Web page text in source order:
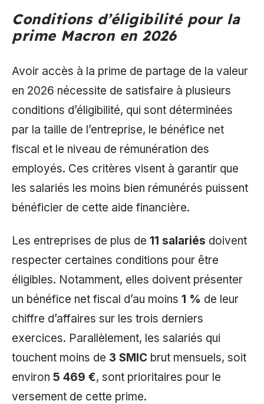
Conditions d’éligibilité pour la
prime Macron en 2026
Avoir accès à la prime de partage de la valeur
en 2026 nécessite de satisfaire à plusieurs
conditions d’éligibilité, qui sont déterminées
par la taille de l’entreprise, le bénéfice net
fiscal et le niveau de rémunération des
employés. Ces critères visent à garantir que
les salariés les moins bien rémunérés puissent
bénéficier de cette aide financière.
Les entreprises de plus de 11 salariés doivent
respecter certaines conditions pour être
éligibles. Notamment, elles doivent présenter
un bénéfice net fiscal d’au moins 1 % de leur
chiffre d’affaires sur les trois derniers
exercices. Parallèlement, les salariés qui
touchent moins de 3 SMIC brut mensuels, soit
environ 5 469 €, sont prioritaires pour le
versement de cette prime.